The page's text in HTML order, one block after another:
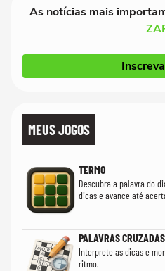
As notícias mais
MEUS JOGOS
TERMO
Descubra a palavra do
dicas e avance até
PALAVRAS CRUZADAS
Interprete as dicas e
ritmo.